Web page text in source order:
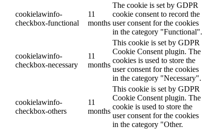
cookielawinfo-
checkbox-functional
11
months
The cookie is set by GDPR
cookie consent to record the
user consent for the cookies
in the category "Functional".
cookielawinfo-
checkbox-necessary
11
months
This cookie is set by GDPR
Cookie Consent plugin. The
cookies is used to store the
user consent for the cookies
in the category "Necessary".
cookielawinfo-
checkbox-others
11
months
This cookie is set by GDPR
Cookie Consent plugin. The
cookie is used to store the
user consent for the cookies
in the category "Other.